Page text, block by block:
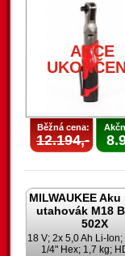
AKCE
Běžná cena:
12.194,-
MILWAUKEE
utahovák M18
502X
18 V; 2x 5,0 Ah Li-
1/4" Hex; 1,7 kg;